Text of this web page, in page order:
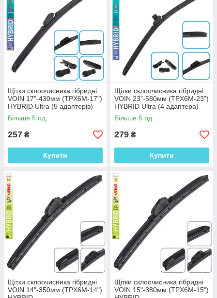
Щітки склоочисника гібридні
VOIN 17"-430мм (TPX6M-17")
HYBRID Ultra (5 адаптерів)
Більше 5 од.
257 ₴
Купити
Щітки склоочисника гібридні
VOIN 23"-580мм (TPX6M-23")
HYBRID Ultra (4 адаптера)
Більше 5 од.
279 ₴
Купити
Щітки склоочисника гібридні
VOIN 14"-350мм (TPX6M-14")
Щітки склоочисника гібридні
VOIN 15"-380мм (TPX6M-15")